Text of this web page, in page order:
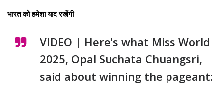
भारत को हमेशा याद रखेंगी
VIDEO | Here's what Miss World
2025, Opal Suchata Chuangsri,
said about winning the pageant: